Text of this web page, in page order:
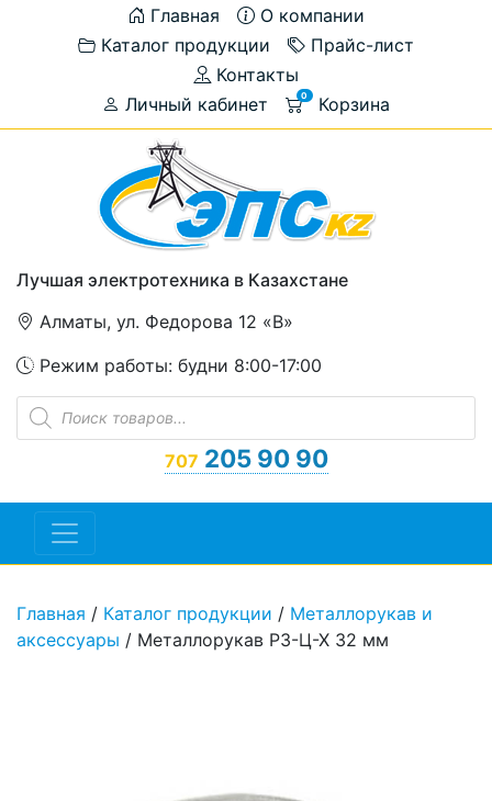
Главная
О компании
Каталог продукции
Прайс-лист
Контакты
Личный кабинет
0 Корзина
Лучшая электротехника в Казахстане
Алматы, ул. Федорова 12 «В»
Режим работы: будни 8:00-17:00
Поиск
товаров
707 205 90 90
Главная / Каталог продукции / Металлорукав и
аксессуары / Металлорукав РЗ-Ц-Х 32 мм